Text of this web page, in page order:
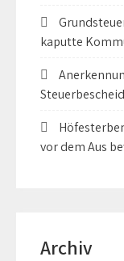
kaputte
vor dem Aus
Archiv